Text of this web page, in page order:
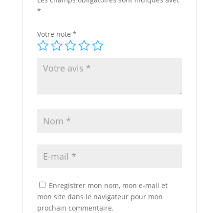
*
Votre note *
Enregistrer mon nom, mon e-mail et
mon site dans le navigateur pour mon
prochain commentaire.